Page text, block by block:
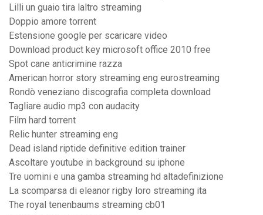
Lilli un guaio tira laltro streaming
Doppio amore torrent
Estensione google per scaricare video
Download product key microsoft office 2010 free
Spot cane anticrimine razza
American horror story streaming eng eurostreaming
Rondò veneziano discografia completa download
Tagliare audio mp3 con audacity
Film hard torrent
Relic hunter streaming eng
Dead island riptide definitive edition trainer
Ascoltare youtube in background su iphone
Tre uomini e una gamba streaming hd altadefinizione
La scomparsa di eleanor rigby loro streaming ita
The royal tenenbaums streaming cb01